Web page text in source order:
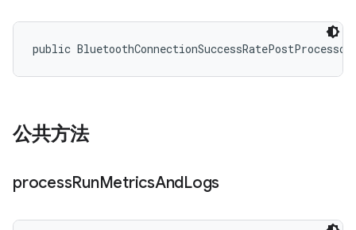
public
公共方法
processRunMetricsAndLogs